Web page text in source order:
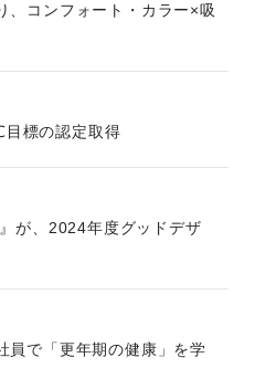
、コンフォート・カラー×吸
標の認定取得
が、2024年度グッドデザ
員で「更年期の健康」を学